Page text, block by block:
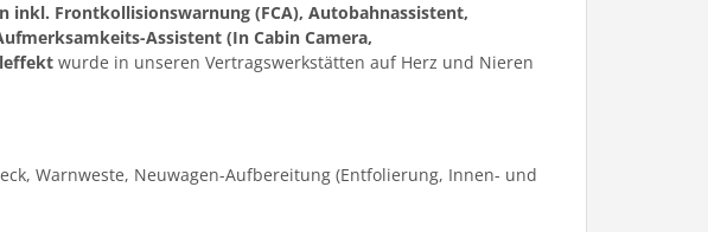
Frontkollisionswarnung (FCA), Autobahnassistent,
Assistent (In Cabin Camera,
wurde in unseren Vertragswerkstätten auf Herz und Nieren
Warnweste, Neuwagen-Aufbereitung (Entfolierung, Innen- und